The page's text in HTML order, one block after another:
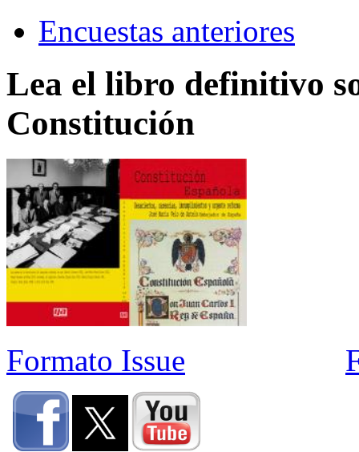
Encuestas anteriores
Lea el libro definitivo
Constitución
Formato Issue